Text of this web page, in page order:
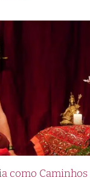
como Caminhos